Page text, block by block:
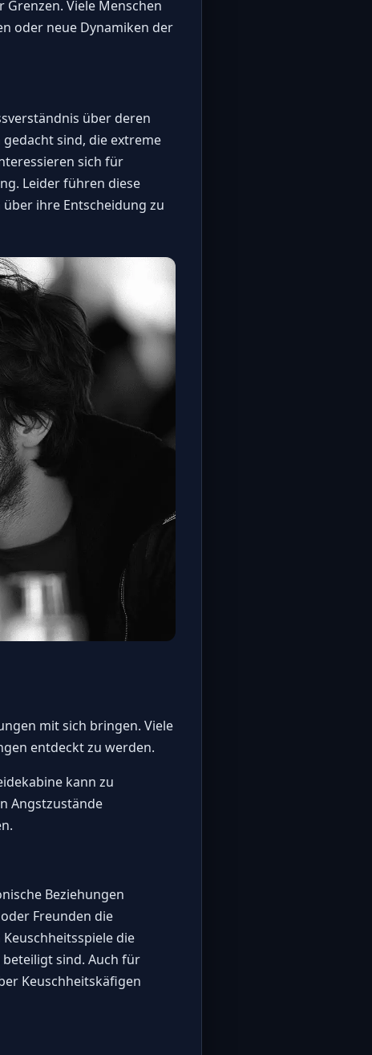
Viele Menschen
oder neue Dynamiken der
über deren
sind, die extreme
sich für
Leider führen diese
ihre Entscheidung zu
mit sich bringen. Viele
entdeckt zu werden.
kann zu
Angstzustände
Beziehungen
Freunden die
die
sind. Auch für
Keuschheitskäfigen